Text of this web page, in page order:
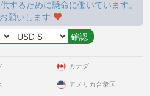
するために懸命に働いています。
願いします
カナダ
アメリカ合衆国